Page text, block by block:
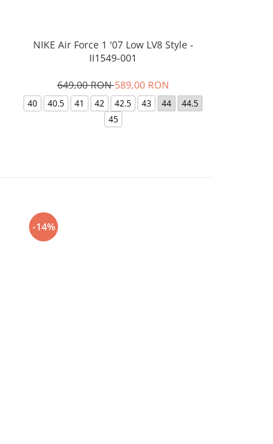
NIKE Air Force 1 '07 Low LV8 Style -
II1549-001
649,00 RON589,00 RON
40 40.5 41 42 42.5 43 44
44.5
45
-14%